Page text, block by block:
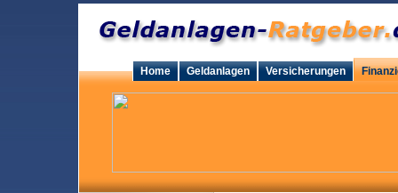
Home Geldanlagen Versicherungen